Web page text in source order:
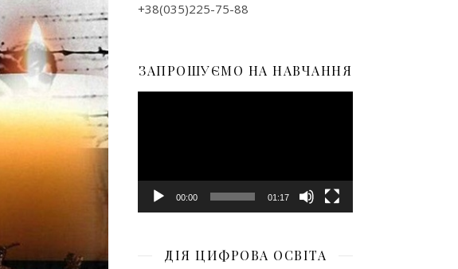
+38(035)225-75-88
ЗАПРОШУЄМО НА НАВЧАННЯ
00:00 01:17
ДІЯ ЦИФРОВА ОСВІТА